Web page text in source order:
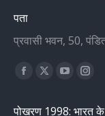
पता
प्रवासी भवन, 50,
Find us on:
Facebook
X
YouTube
पोखरण 1998: भारत के